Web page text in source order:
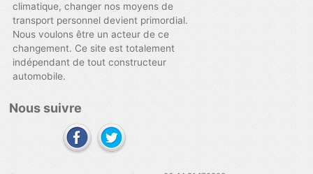
climatique, changer nos moyens de
transport personnel devient primordial.
Nous voulons être un acteur de ce
changement. Ce site est totalement
indépendant de tout constructeur
automobile.
Nous suivre